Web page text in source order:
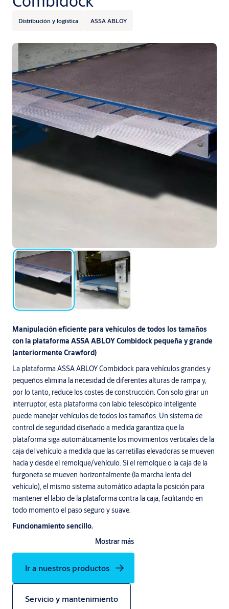
Distribución y logística ASSA ABLOY
Manipulación eficiente para vehículos de todos los tamaños
con la plataforma ASSA ABLOY Combidock pequeña y grande
(anteriormente Crawford)
La plataforma ASSA ABLOY Combidock para vehículos grandes y
pequeños elimina la necesidad de diferentes alturas de rampa y,
por lo tanto, reduce los costes de construcción. Con solo girar un
interruptor, esta plataforma con labio telescópico inteligente
puede manejar vehículos de todos los tamaños. Un sistema de
control de seguridad diseñado a medida garantiza que la
plataforma siga automáticamente los movimientos verticales de la
caja del vehículo a medida que las carretillas elevadoras se mueven
hacia y desde el remolque/vehículo. Si el remolque o la caja de la
furgoneta se mueven horizontalmente (la marcha lenta del
vehículo), el mismo sistema automático adapta la posición para
mantener el labio de la plataforma contra la caja, facilitando en
todo momento el paso seguro y suave.
Funcionamiento sencillo.
El innovador y exclusivo sistema de control de muelles de carga de
la serie 950 de ASSA ABLOY ofrece un control perfecto de la
plataforma, el abrigo de estanqueidad y la puerta del muelle de
integrado proporciona un sistema de carga que siempre es fácil de
Mostrar más
Ir a nuestros productos
Servicio y mantenimiento